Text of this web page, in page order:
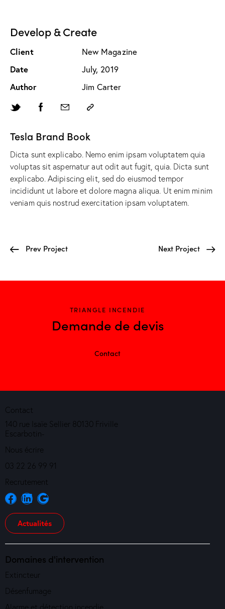
Develop & Create
Tesla Brand Book
Dicta sunt explicabo. Nemo enim ipsam voluptatem quia
voluptas sit aspernatur aut odit aut fugit, quia. Dicta sunt
explicabo. Adipiscing elit, sed do eiusmod tempor
incididunt ut labore et dolore magna aliqua. Ut enim minim
veniam quis nostrud exercitation ipsam voluptatem.
Client New Magazine
Date July, 2019
Author Jim Carter
Prev Project Next Project
TRIANGLE INCENDIE
Demande de devis
Contact
Contact
140 rue Isaïe Sellier 80130 Friville
Escarbotin-
Nous écrire
03 22 26 99 91
Recrutement
Actualités
Domaines d'intervention
Extincteur
Désenfumage